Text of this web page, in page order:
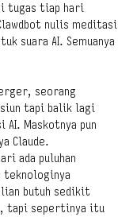
tugas tiap hari
nulis meditasi
suara AI. Semuanya
seorang
tapi balik lagi
Maskotnya pun
Claude.
ada puluhan
teknologinya
butuh sedikit
tapi sepertinya itu